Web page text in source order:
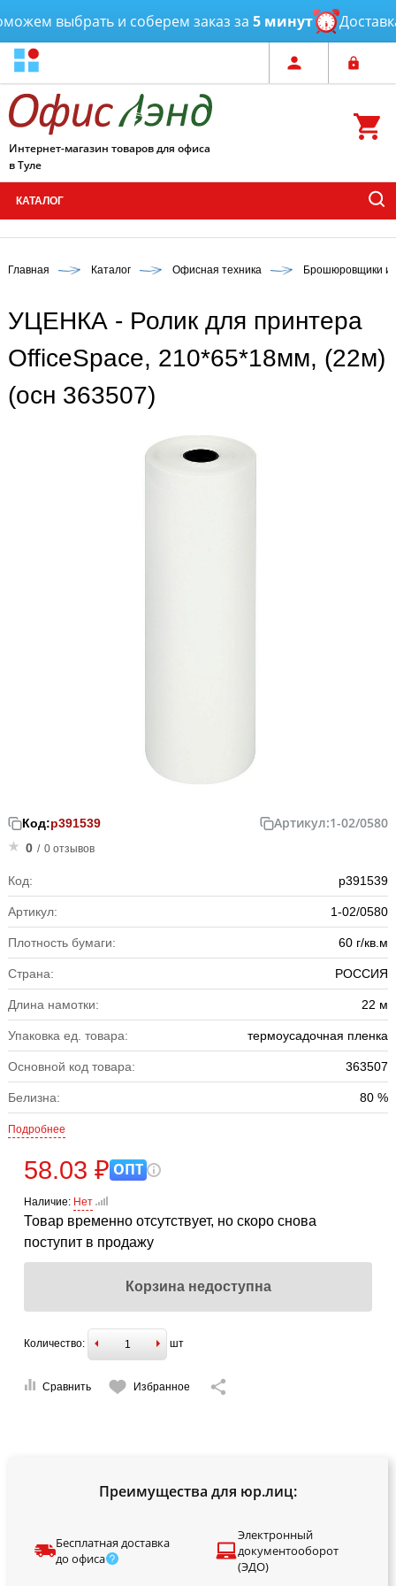
выбрать и соберем заказ за5 минут Доставка
Интернет-магазин товаров для офиса
в Туле
КАТАЛОГ
Главная Каталог Офисная техника Брошюровщики и
УЦЕНКА - Ролик для принтера
OfficeSpace, 210*65*18мм, (22м)
(осн 363507)
Код:р391539 Артикул:1-02/0580
0 / 0 отзывов
Код: р391539
Артикул: 1-02/0580
Плотность бумаги: 60 г/кв.м
Страна: РОССИЯ
Длина намотки: 22 м
Упаковка ед. товара: термоусадочная пленка
Основной код товара: 363507
Белизна: 80 %
Подробнее
58.03 ₽ ОПТ
Наличие: Нет
Товар временно отсутствует, но скоро снова
поступит в продажу
Корзина недоступна
Количество: шт
Сравнить Избранное
Преимущества для юр.лиц:
Бесплатная доставка
до офиса
Электронный
документооборот
(ЭДО)